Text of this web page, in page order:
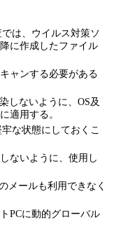
は、ウイルス対策ソ
に作成したファイル
ャンする必要がある
しないように、OS及
適用する。
な状態にしておくこ
ないように、使用し
メールも利用できなく
PCに動的グローバル